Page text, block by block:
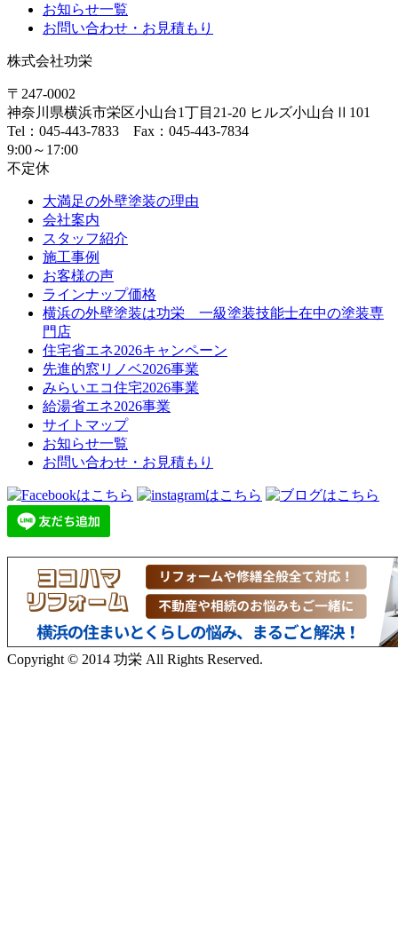
お知らせ一覧
お問い合わせ・お見積もり
株式会社功栄
〒247-0002
神奈川県横浜市栄区小山台1丁目21-20 ヒルズ小山台Ⅱ101
Tel：045-443-7833 Fax：045-443-7834
9:00～17:00
不定休
大満足の外壁塗装の理由
会社案内
スタッフ紹介
施工事例
お客様の声
ラインナップ価格
横浜の外壁塗装は功栄 一級塗装技能士在中の塗装専
門店
住宅省エネ2026キャンペーン
先進的窓リノベ2026事業
みらいエコ住宅2026事業
給湯省エネ2026事業
サイトマップ
お知らせ一覧
お問い合わせ・お見積もり
Copyright © 2014 功栄 All Rights Reserved.